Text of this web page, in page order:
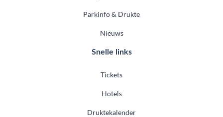
Parkinfo & Drukte
Nieuws
Snelle links
Tickets
Hotels
Druktekalender